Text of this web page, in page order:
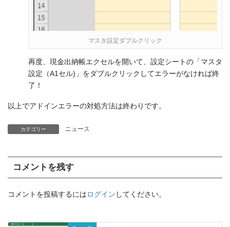
マスタ設定ダブルクリック
再度、現金出納帳エクセルを開いて、設定シートの「マスタ
設定（A1セル)」をダブルクリックしてエラーがなければ終
了！
以上でアドインエラーの対処方法は終わりです。
カテゴリー ニュース
コメントを残す
コメントを投稿するにはログイン してください。